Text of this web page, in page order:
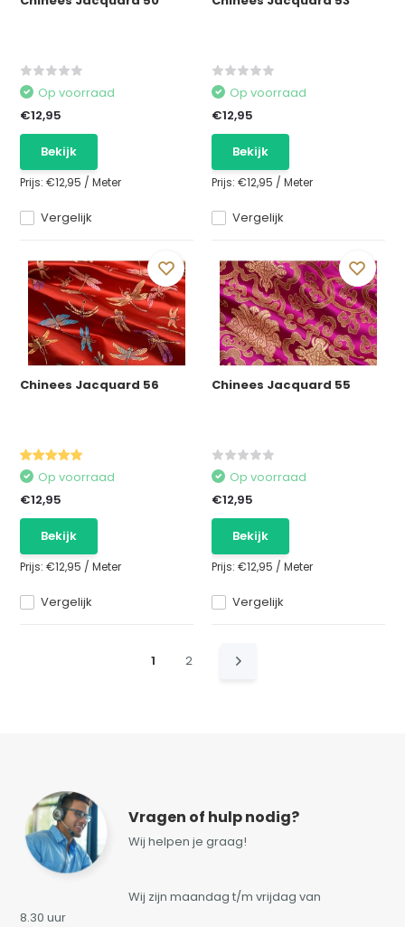
Vergelijk
Op voorraad
€12,95
Bekijk
Prijs:€12,95 /Meter
Vergelijk
Op voorraad
€12,95
Bekijk
Prijs: €12,95 / Meter
Chinees Jacquard 56
Vergelijk
Op voorraad
€12,95
Bekijk
Prijs:€12,95 /Meter
Chinees Jacquard 55
Vergelijk
Op voorraad
€12,95
Bekijk
Prijs: €12,95 / Meter
1 2
Vragen of hulp nodig?
Wij helpen je graag!
Wij zijn maandag t/m vrijdag van
8.30 uur